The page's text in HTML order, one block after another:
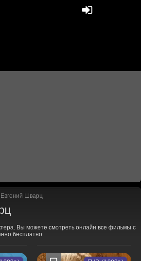
Шварц
Вы можете смотреть онлайн все фильмы с
бесплатно.